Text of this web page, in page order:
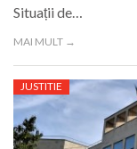
Situații de…
MAI MULT →
JUSTITIE